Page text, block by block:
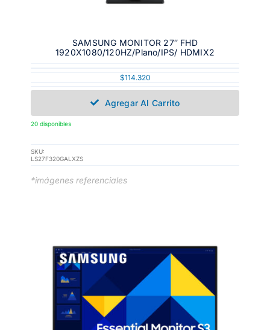
SAMSUNG MONITOR 27″ FHD
1920X1080/120HZ/Plano/IPS/ HDMIX2
$114.320
Agregar Al Carrito
20 disponibles
SKU:
LS27F320GALXZS
*imágenes referenciales